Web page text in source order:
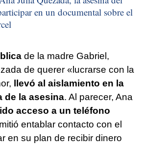
en un documental sobre el
de la madre Gabriel,
de querer «lucrarse con la
llevó al aislamiento en la
de la asesina. Al parecer, Ana
acceso a un teléfono
entablar contacto con el
en su plan de recibir dinero